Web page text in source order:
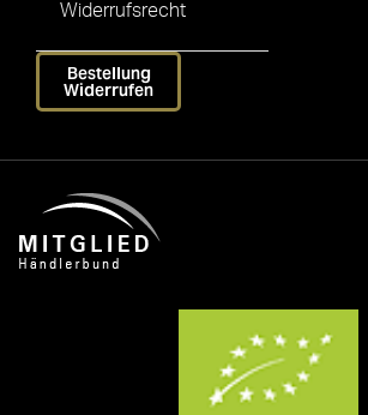
Widerrufsrecht
Bestellung
Widerrufen